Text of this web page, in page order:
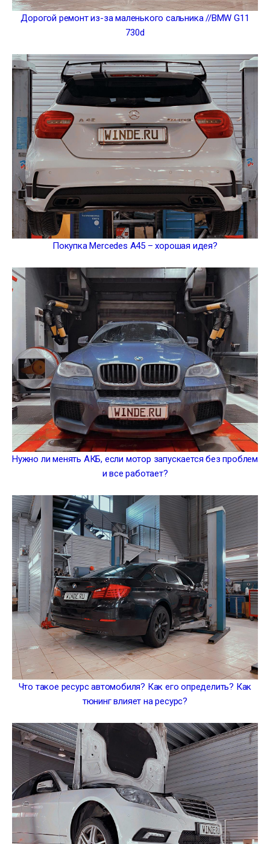
Дорогой ремонт из-за маленького сальника //BMW G11
730d
Покупка Mercedes A45 – хорошая идея?
Нужно ли менять АКБ, если мотор запускается без проблем
и все работает?
Что такое ресурс автомобиля? Как его определить? Как
тюнинг влияет на ресурс?